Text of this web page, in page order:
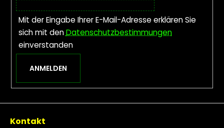
Mit der Eingabe Ihrer E-Mail-Adresse erklären Sie
sich mit denDatenschutzbestimmungen
einverstanden
ANMELDEN
Kontakt